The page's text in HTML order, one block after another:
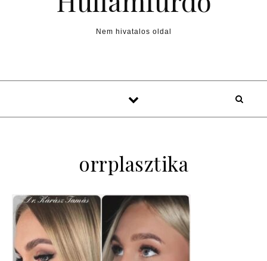
Nem hivatalos oldal
orrplasztika